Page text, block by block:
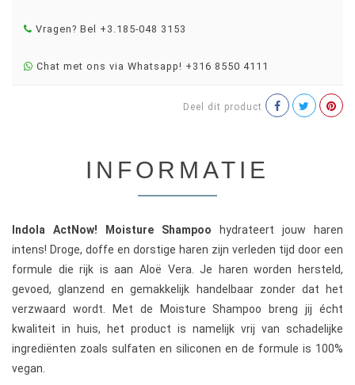
Vragen? Bel +3.185-048 3153
Chat met ons via Whatsapp! +316 8550 4111
Deel dit product
INFORMATIE
Indola ActNow! Moisture Shampoo
hydrateert jouw haren
intens! Droge, doffe en dorstige haren zijn verleden tijd door een
formule die rijk is aan Aloë Vera. Je haren worden hersteld,
gevoed, glanzend en gemakkelijk handelbaar zonder dat het
verzwaard wordt. Met de Moisture Shampoo breng jij écht
kwaliteit in huis, het product is namelijk vrij van schadelijke
ingrediënten zoals sulfaten en siliconen en de formule is 100%
vegan.